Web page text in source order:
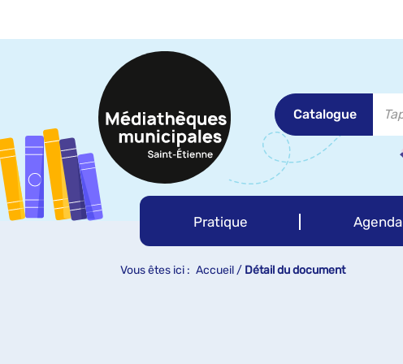
Catalogue
Vous êtes ici : Accueil / Détail du document
Pratique Agenda